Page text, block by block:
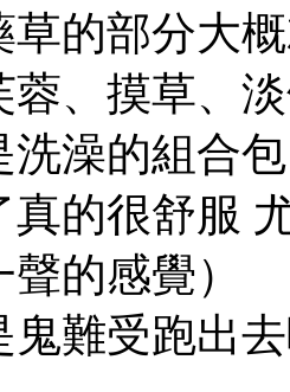
草的部分大
蓉、摸草、
洗澡的組合
真的很舒服
的感覺）
鬼難受跑出